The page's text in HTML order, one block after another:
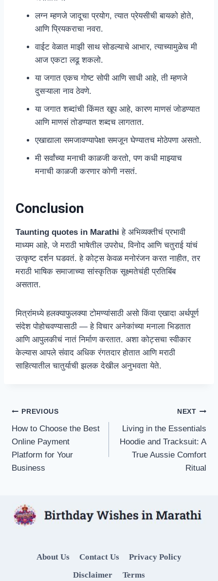
लग्न म्हणजे जादूचा प्रयोग, त्यात प्रेयसीची बायको होते,
आणि प्रियकराचा नवरा.
वाईट वेळात माझी साथ सोडल्याचे आभार, त्याच्यामुळेच मी
आज एकटा लढू शकलो.
या जगात एकच गोष्ट सोपी आणि साधी आहे, ती म्हणजे
दुसऱ्याला नाव ठेवणे.
या जगात शब्दांची किंमत खूप आहे, कारण माणसं जोडण्यात
आणि माणसं तोडण्यात शब्दच लागतात.
एखाद्याला समजावण्यापेक्षा समजून घेण्यातच मोठेपणा असतो.
मी सर्वांच्या मनाची काळजी करतो, पण कधी माझ्याच
मनाची काळजी करणार कोणी नसतं.
Conclusion
Taunting quotes in Marathi हे अभिव्यक्तीचं प्रभावी
माध्यम आहे, जे मराठी भाषेतील उपरोध, विनोद आणि चतुराई यांचं
उत्कृष्ट दर्शन घडवतं. हे कोट्स केवळ मनोरंजन करत नाहीत, तर
मराठी भाषिक समाजाच्या सांस्कृतिक सूक्ष्मतेचंही प्रतिबिंब
असतात.
मित्रांमध्ये हलक्याफुलक्या टोमण्यांसाठी असो किंवा एखादा अर्थपूर्ण
संदेश पोहोचवण्यासाठी — हे विचार अनेकांच्या मनाला भिडतात
आणि आपुलकीचं नातं निर्माण करतात. अशा कोट्सचा स्वीकार
केल्यास आपले संवाद अधिक रंगतदार होतात आणि मराठी
साहित्यातील चातुर्याची झलक देखील अनुभवता येते.
Post
navigation
PREVIOUS
How to Choose the Best
Online Payment
Platform for Your
Business
NEXT
Living in the Essentials
Hoodie and Tracksuit: A
True Aussie Comfort
Ritual
About Us Contact Us
Privacy Policy
Disclaimer
Terms